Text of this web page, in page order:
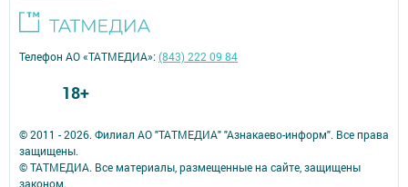
© 2011 - 2026. Филиал АО "ТАТМЕДИА" "Азнакаево-информ". Все права
защищены.
© ТАТМЕДИА. Все материалы, размещенные на сайте, защищены
законом.
Телефон АО «ТАТМЕДИА»:(843) 222 09 84
18+